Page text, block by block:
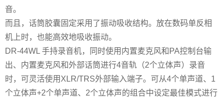
音。
而且，话筒胶囊固定采用了振动吸收结构。放在数码单反相
机上时，也能高效地吸收振动。
DR-44WL 手持录音机，同时使用内置麦克风和PA控制台输
出、内置麦克风和外部话筒进行4音轨（2个立体声）录音
时，可灵活使用XLR/TRS外部输入端子。可从4个单声道、1
个立体声+2个单声道、2个立体声的组合中设定最佳模式进行